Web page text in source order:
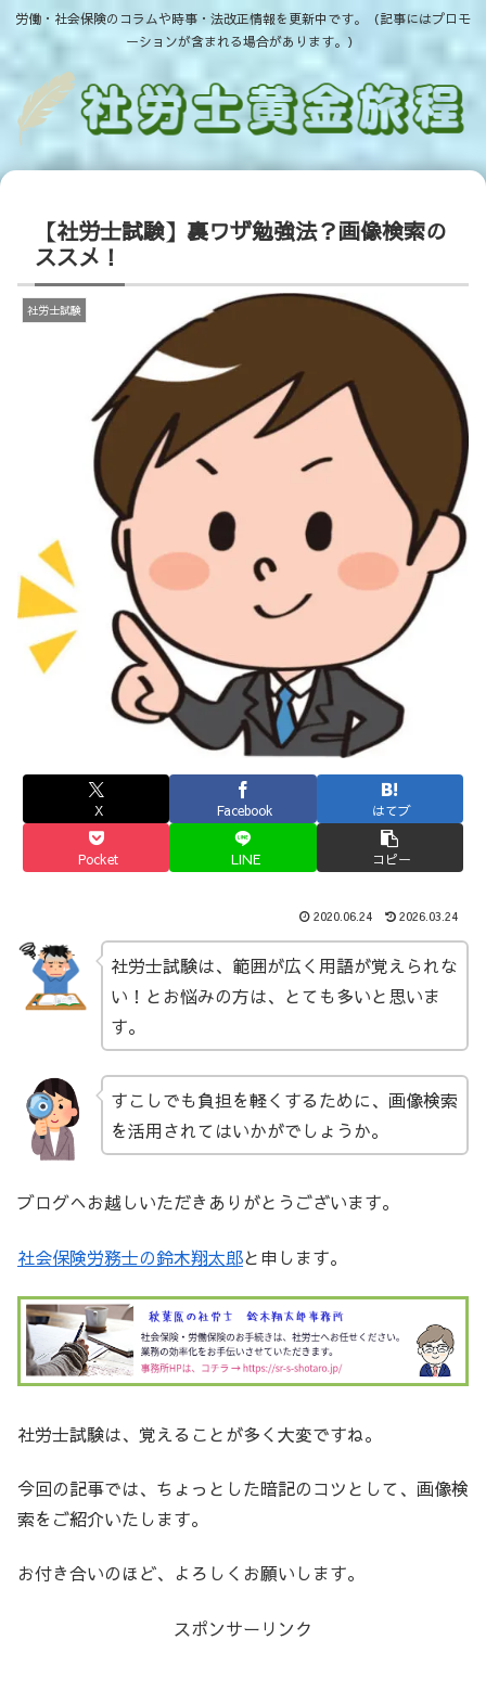
労働・社会保険のコラムや時事・法改正情報を更新中です。（記事にはプロモ
ーションが含まれる場合があります。）
【社労士試験】裏ワザ勉強法？画像検索の
ススメ！
社労士試験
X Facebook はてブ
Pocket LINE コピー
2020.06.24 2026.03.24
社労士試験は、範囲が広く用語が覚えられな
い！とお悩みの方は、とても多いと思いま
す。
すこしでも負担を軽くするために、画像検索
を活用されてはいかがでしょうか。
ブログへお越しいただきありがとうございます。
社会保険労務士の鈴木翔太郎と申します。
社労士試験は、覚えることが多く大変ですね。
今回の記事では、ちょっとした暗記のコツとして、画像検
索をご紹介いたします。
お付き合いのほど、よろしくお願いします。
スポンサーリンク